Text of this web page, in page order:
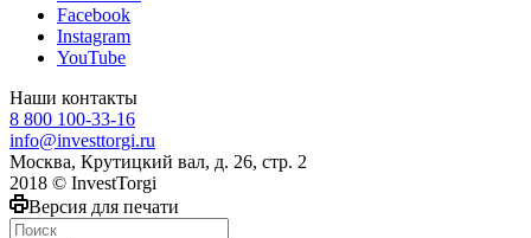
Facebook
Instagram
YouTube
Наши контакты
8 800 100-33-16
info@investtorgi.ru
Москва, Крутицкий вал, д. 26, стр. 2
2018 © InvestTorgi
Версия для печати